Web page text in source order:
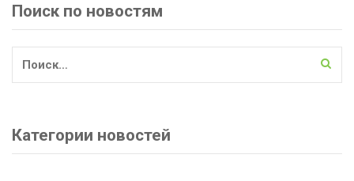
Поиск по новостям
Категории новостей